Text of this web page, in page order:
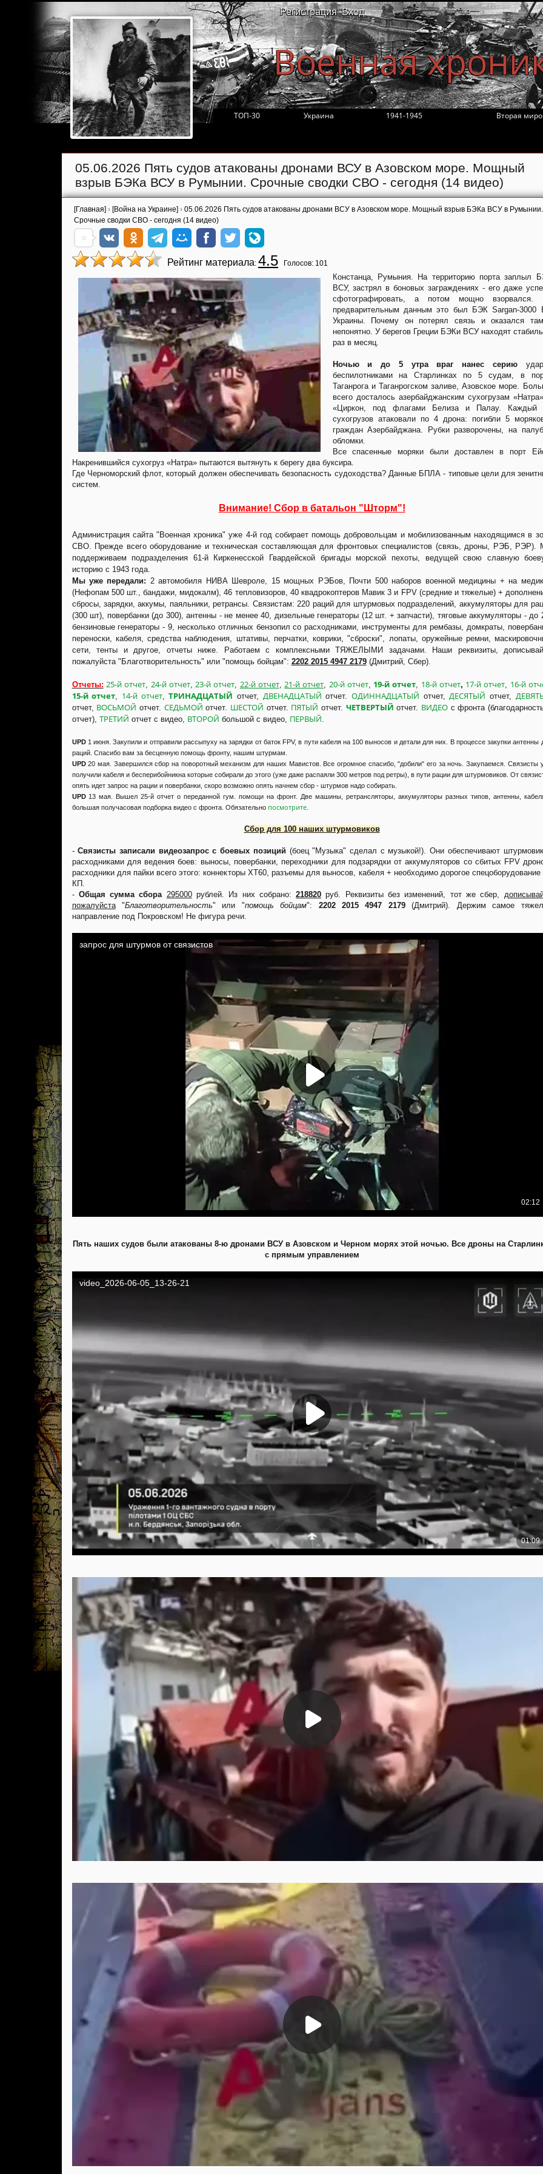
Регистрация Вход
Военная
ТОП-30 Украина 1941-1945 Вторая
05.06.2026 Пять судов атакованы дронами ВСУ в Азовском море. Мощный
взрыв БЭКа ВСУ в Румынии. Срочные сводки СВО - сегодня (14 видео)
[Главная] › [Война на Украине] › 05.06.2026 Пять судов атакованы дронами ВСУ в Азовском море. Мощный взрыв БЭКа ВСУ в Румынии.
Срочные сводки СВО - сегодня (14 видео)
Рейтинг материала: 4.5 Голосов: 101
Констанца, Румыния. На территорию порта заплыл
ВСУ, застрял в боновых заграждениях - его даже
сфотографировать, а потом мощно взорвался.
предварительным данным это был БЭК Sargan-3000
Украины. Почему он потерял связь и оказался
непонятно. У берегов Греции БЭКи ВСУ находят
раз в месяц.
Ночью и до 5 утра враг нанес серию
беспилотниками на Старлинках по 5 судам, в
Таганрога и Таганрогском заливе, Азовское море.
всего досталось азербайджанским сухогрузам
«Циркон, под флагами Белиза и Палау. Каждый
сухогрузов атаковали по 4 дрона: погибли 5
граждан Азербайджана. Рубки разворочены, на
обломки.
Все спасенные моряки были доставлен в порт
Накренившийся сухогруз «Натра» пытаются вытянуть к берегу два буксира.
Где Черноморский флот, который должен обеспечивать безопасность судоходства? Данные БПЛА - типовые цели для
систем.
Внимание! Сбор в батальон "Шторм"!
Администрация сайта "Военная хроника" уже 4-й год собирает помощь добровольцам и мобилизованным находящимся в
СВО. Прежде всего оборудование и техническая составляющая для фронтовых специалистов (связь, дроны, РЭБ, РЭР).
поддерживаем подразделения 61-й Киркенесской Гвардейской бригады морской пехоты, ведущей свою славную
историю с 1943 года.
Мы уже передали: 2 автомобиля НИВА Шевроле, 15 мощных РЭБов, Почти 500 наборов военной медицины + на
(Нефопам 500 шт., бандажи, мидокалм), 46 тепловизоров, 40 квадрокоптеров Мавик 3 и FPV (средние и тяжелые) +
сбросы, зарядки, аккумы, паяльники, ретрансы. Связистам: 220 раций для штурмовых подразделений, аккумуляторы для
(300 шт), повербанки (до 300), антенны - не менее 40, дизельные генераторы (12 шт. + запчасти), тяговые аккумуляторы - до
бензиновые генераторы - 9, несколько отличных бензопил со расходниками, инструменты для рембазы, домкраты,
переноски, кабеля, средства наблюдения, штативы, перчатки, коврики, "сброски", лопаты, оружейные ремни,
сети, тенты и другое, отчеты ниже. Работаем с комплексными ТЯЖЕЛЫМИ задачами. Наши реквизиты,
пожалуйста "Благотворительность" или "помощь бойцам": 2202 2015 4947 2179(Дмитрий, Сбер).
Отчеты: 25-й отчет, 24-й отчет,23-й отчет, 22-й отчет,21-й отчет, 20-й отчет, 19-й отчет, 18-й отчет, 17-й отчет, 16-й
15-й отчет, 14-й отчет,ТРИНАДЦАТЫЙ отчет, ДВЕНАДЦАТЫЙ отчет. ОДИННАДЦАТЫЙ отчет,ДЕСЯТЫЙ отчет,
отчет, ВОСЬМОЙ отчет. СЕДЬМОЙ отчет. ШЕСТОЙ отчет. ПЯТЫЙ отчет. ЧЕТВЕРТЫЙ отчет. ВИДЕОс фронта
отчет), ТРЕТИЙ отчет с видео, ВТОРОЙ большой с видео, ПЕРВЫЙ.
UPD 1 июня. Закупили и отправили рассыпуху на зарядки от баток FPV, в пути кабеля на 100 выносов и детали для них. В процессе закупки антенны
раций. Спасибо вам за бесценную помощь фронту, нашим штурмам.
UPD20 мая. Завершился сбор на поворотный механизм для наших Мавистов. Все огромное спасибо, "добили" его за ночь. Закупаемся. Связисты
получили кабеля и бесперибойникна которые собирали до этого (уже даже распаяли 300 метров под ретры), в пути рации для штурмовиков. От
опять идет запрос на рации и повербанки, скоро возможно опять начнем сбор - штурмов надо собирать.
UPD 13 мая. Вышел 25-й отчет о переданной гум. помощи на фронт. Две машины, ретрансляторы, аккумуляторы разных типов, антенны,
большая получасовая подборка видео с фронта. Обязательно посмотрите.
Сбор для 100 наших штурмовиков
-Связисты записали видеозапрос с боевых позиций (боец "Музыка" сделал с музыкой!). Они обеспечивают
расходниками для ведения боев: выносы, повербанки, переходники для подзарядки от аккумуляторов со сбитых FPV
расходники для пайки всего этого: коннекторы XT60, разъемы для выносов, кабеля + необходимо дорогое спецоборудование
КП.
- Общая сумма сбора 295000рублей. Из них собрано:218820 руб. Реквизиты без изменений, тот же сбер,
пожалуйста"Благотворительность" или "помощь бойцам": 2202 2015 4947 2179(Дмитрий). Держим самое
направление под Покровском! Не фигура речи.
Пять наших судов были атакованы 8-ю дронами ВСУ в Азовском и Черном морях этой ночью. Все дроны на
с прямым управлением